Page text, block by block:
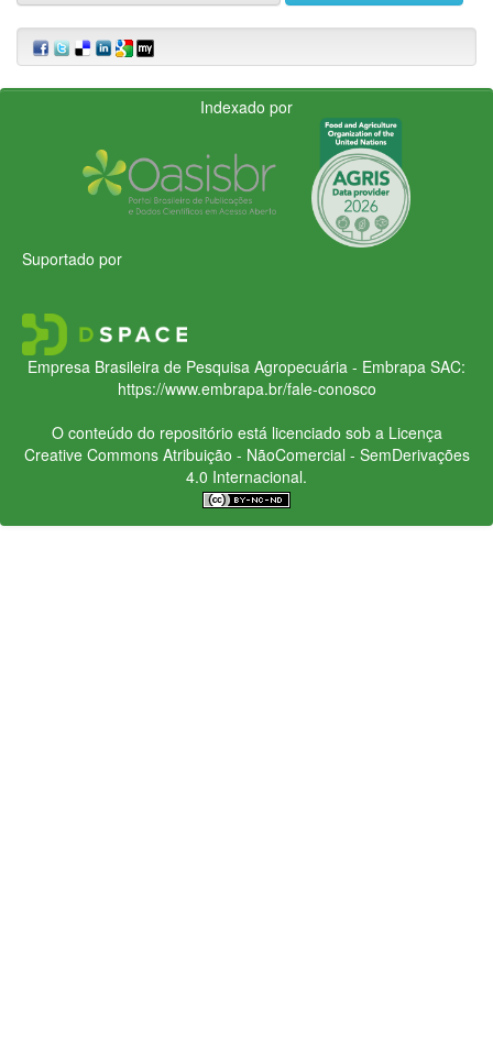
Indexado por
Suportado por
Empresa Brasileira de Pesquisa Agropecuária - Embrapa SAC:
https://www.embrapa.br/fale-conosco
O conteúdo do repositório está licenciado sob a Licença
Creative CommonsAtribuição - NãoComercial - SemDerivações
4.0 Internacional.